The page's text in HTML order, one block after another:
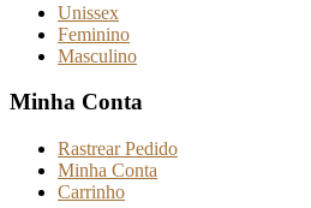
Unissex
Feminino
Masculino
Minha Conta
Rastrear Pedido
Minha Conta
Carrinho